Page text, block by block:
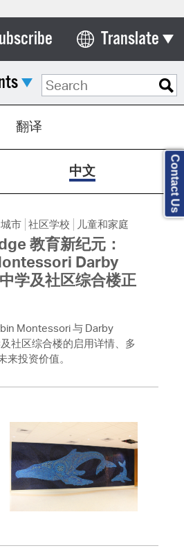
Translate
Select Language
翻译
中文
城市 社区学校 儿童和家庭
教育新纪元：
Darby
学及社区综合楼正
Montessori 与 Darby
社区综合楼的启用详情、多
来投资价值。
Contact Us